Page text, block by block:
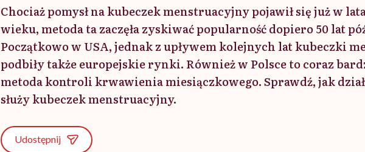
Chociaż pomysł na kubeczek menstruacyjny pojawił się już w
wieku, metoda ta zaczęła zyskiwać popularność dopiero 50 lat
Początkowo w USA, jednak z upływem kolejnych lat kubeczki
podbiły także europejskie rynki. Również w Polsce to coraz
metoda kontroli krwawienia miesiączkowego. Sprawdź, jak
służy kubeczek menstruacyjny.
Udostępnij